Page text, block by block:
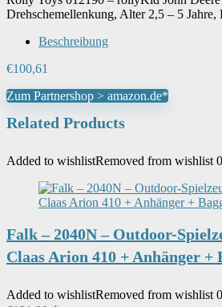
Sprache
Auslaufartikel Produktion durch
Hersteller eingestellt
Modellnummer
Artikelgewicht
Drehschemellenkung, Alter 2,5 – 5
Beschreibung
€100,61
Zum Partnershop > amazon.de*
Related Products
Added to wishlistRemoved from wishlist 0
Falk – 2040N – Outdoor-
Claas Arion 410 + Anhänger +
Added to wishlistRemoved from wishlist 0